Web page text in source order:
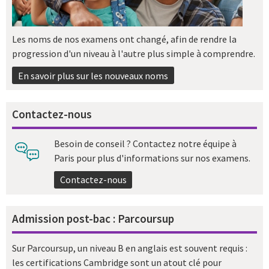
Les noms de nos examens ont changé, afin de rendre la
progression d'un niveau à l'autre plus simple à comprendre.
En savoir plus sur les nouveaux noms
Contactez-nous
Besoin de conseil ? Contactez notre équipe à
Paris pour plus d'informations sur nos examens.
Contactez-nous
Admission post-bac : Parcoursup
Sur Parcoursup, un niveau B en anglais est souvent requis :
les certifications Cambridge sont un atout clé pour